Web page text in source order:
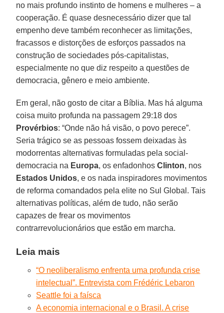
no mais profundo instinto de homens e mulheres – a
cooperação. É quase desnecessário dizer que tal
empenho deve também reconhecer as limitações,
fracassos e distorções de esforços passados na
construção de sociedades pós-capitalistas,
especialmente no que diz respeito a questões de
democracia, gênero e meio ambiente.
Em geral, não gosto de citar a Bíblia. Mas há alguma
coisa muito profunda na passagem 29:18 dos
Provérbios: “Onde não há visão, o povo perece”.
Seria trágico se as pessoas fossem deixadas às
modorrentas alternativas formuladas pela social-
democracia na Europa, os enfadonhosClinton, nos
Estados Unidos, e os nada inspiradores movimentos
de reforma comandados pela elite no Sul Global. Tais
alternativas políticas, além de tudo, não serão
capazes de frear os movimentos
contrarrevolucionários que estão em marcha.
Leia mais
“O neoliberalismo enfrenta uma profunda crise
intelectual”. Entrevista com Frédéric Lebaron
Seattle foi a faísca
A economia internacional e o Brasil. A crise